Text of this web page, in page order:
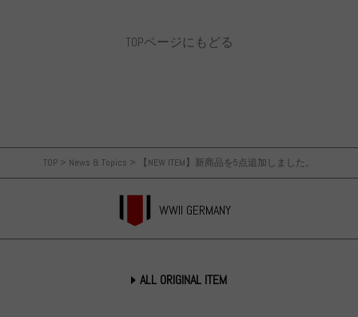
TOP > News & Topics > 【NEW ITEM】新商品を5点追加しました。
WWII GERMANY
ALL ORIGINAL ITEM
TOPページにもどる